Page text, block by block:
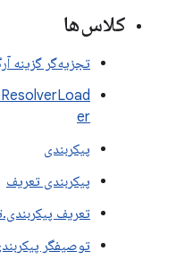
کلاس‌ها
تجزیه‌گر گزینه
er
پیکربندی
پیکربندی تعریف
تعریف
توصیفگر